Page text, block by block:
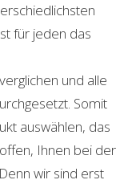
für jeden das
und alle
Somit
auswählen, das
Ihnen bei der
wir sind erst